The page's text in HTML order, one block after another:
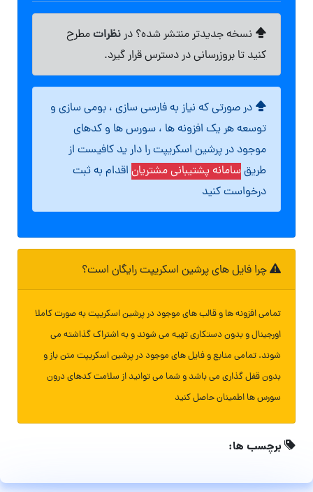
نسخه جدیدتر منتشر شده؟ درنظراتمطرح
کنید تا بروزرسانی در دسترس قرار گیرد.
در صورتی که نیاز به فارسی سازی ، بومی سازی و
توسعه هر یک افزونه ها ، سورس ها و کدهای
موجود در پرشین اسکریپت را دار ید کافیست از
طریقسامانه پشتیبانی مشتریان اقدام به ثبت
درخواست کنید
چرا فایل های پرشین اسکریپت رایگان است؟
تمامی افزونه ها و قالب های موجود در پرشین اسکریپت به صورت کاملا
اورجینال و بدون دستکاری تهیه می شوند و به اشتراک گذاشته می
شوند. تمامی منابع و فایل های موجود در پرشین اسکریپت متن باز و
بدون قفل گذاری می باشد و شما می توانید از سلامت کدهای درون
سورس ها اطمینان حاصل کنید
برچسب ها: